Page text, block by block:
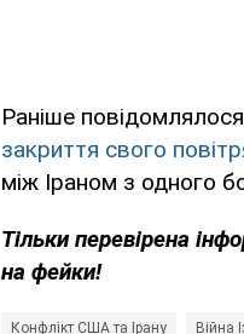
Раніше
закриття свого
між Іраном з одного
Тільки перевірена
на фейки!
Конфлікт США та Ірану Війна